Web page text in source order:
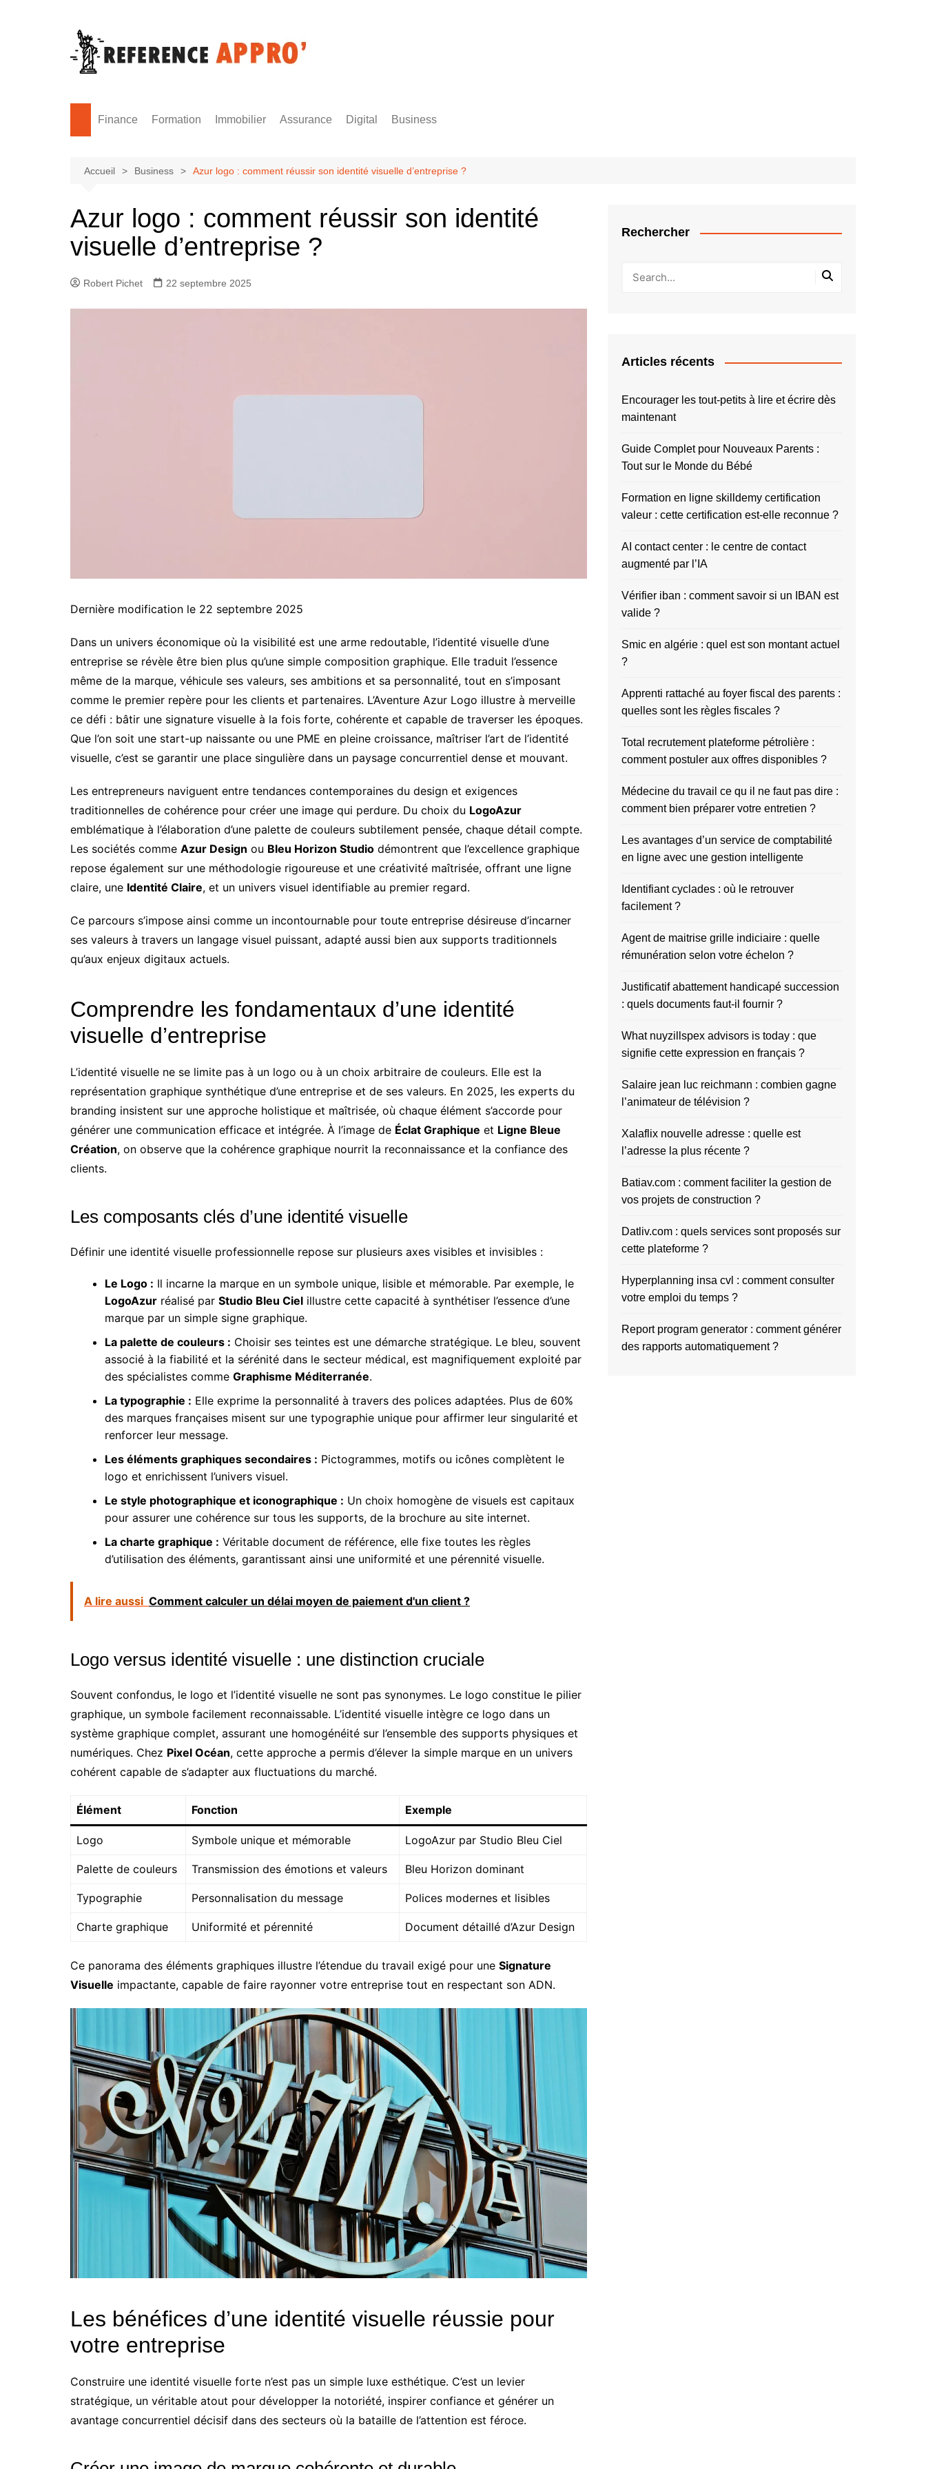
Finance Formation Immobilier Assurance Digital Business
Accueil Business Azur logo : comment réussir son identité visuelle d’entreprise ?
Azur logo : comment réussir son identité
visuelle d’entreprise ?
Robert Pichet 22 septembre 2025
Dernière modification le 22 septembre 2025
Dans un univers économique où la visibilité est une arme redoutable, l’identité visuelle d’une
entreprise se révèle être bien plus qu’une simple composition graphique. Elle traduit l’essence
même de la marque, véhicule ses valeurs, ses ambitions et sa personnalité, tout en s’imposant
comme le premier repère pour les clients et partenaires. L’Aventure Azur Logo illustre à merveille
ce défi : bâtir une signature visuelle à la fois forte, cohérente et capable de traverser les époques.
Que l’on soit une start-up naissante ou une PME en pleine croissance, maîtriser l’art de l’identité
visuelle, c’est se garantir une place singulière dans un paysage concurrentiel dense et mouvant.
Les entrepreneurs naviguent entre tendances contemporaines du design et exigences
traditionnelles de cohérence pour créer une image qui perdure. Du choix du LogoAzur
emblématique à l’élaboration d’une palette de couleurs subtilement pensée, chaque détail compte.
Les sociétés comme Azur Design ou Bleu Horizon Studio démontrent que l’excellence graphique
repose également sur une méthodologie rigoureuse et une créativité maîtrisée, offrant une ligne
claire, une Identité Claire, et un univers visuel identifiable au premier regard.
Ce parcours s’impose ainsi comme un incontournable pour toute entreprise désireuse d’incarner
ses valeurs à travers un langage visuel puissant, adapté aussi bien aux supports traditionnels
qu’aux enjeux digitaux actuels.
Comprendre les fondamentaux d’une identité
visuelle d’entreprise
L’identité visuelle ne se limite pas à un logo ou à un choix arbitraire de couleurs. Elle est la
représentation graphique synthétique d’une entreprise et de ses valeurs. En 2025, les experts du
branding insistent sur une approche holistique et maîtrisée, où chaque élément s’accorde pour
générer une communication efficace et intégrée. À l’image de Éclat Graphique et Ligne Bleue
Création, on observe que la cohérence graphique nourrit la reconnaissance et la confiance des
clients.
Les composants clés d’une identité visuelle
Définir une identité visuelle professionnelle repose sur plusieurs axes visibles et invisibles :
Le Logo : Il incarne la marque en un symbole unique, lisible et mémorable. Par exemple, le
LogoAzur réalisé par Studio Bleu Ciel illustre cette capacité à synthétiser l’essence d’une
marque par un simple signe graphique.
La palette de couleurs : Choisir ses teintes est une démarche stratégique. Le bleu, souvent
associé à la fiabilité et la sérénité dans le secteur médical, est magnifiquement exploité par
des spécialistes comme Graphisme Méditerranée.
La typographie : Elle exprime la personnalité à travers des polices adaptées. Plus de 60%
des marques françaises misent sur une typographie unique pour affirmer leur singularité et
renforcer leur message.
Les éléments graphiques secondaires : Pictogrammes, motifs ou icônes complètent le
logo et enrichissent l’univers visuel.
Le style photographique et iconographique : Un choix homogène de visuels est capitaux
pour assurer une cohérence sur tous les supports, de la brochure au site internet.
La charte graphique : Véritable document de référence, elle fixe toutes les règles
d’utilisation des éléments, garantissant ainsi une uniformité et une pérennité visuelle.
A lire aussi Comment calculer un délai moyen de paiement d'un client ?
Logo versus identité visuelle : une distinction cruciale
Souvent confondus, le logo et l’identité visuelle ne sont pas synonymes. Le logo constitue le pilier
graphique, un symbole facilement reconnaissable. L’identité visuelle intègre ce logo dans un
système graphique complet, assurant une homogénéité sur l’ensemble des supports physiques et
numériques. Chez Pixel Océan, cette approche a permis d’élever la simple marque en un univers
cohérent capable de s’adapter aux fluctuations du marché.
Élément Fonction Exemple
Logo Symbole unique et mémorable LogoAzur par Studio Bleu Ciel
Palette de couleurs Transmission des émotions et valeurs Bleu Horizon dominant
Typographie Personnalisation du message Polices modernes et lisibles
Charte graphique Uniformité et pérennité Document détaillé d’Azur Design
Ce panorama des éléments graphiques illustre l’étendue du travail exigé pour une Signature
Visuelle impactante, capable de faire rayonner votre entreprise tout en respectant son ADN.
Les bénéfices d’une identité visuelle réussie pour
votre entreprise
Construire une identité visuelle forte n’est pas un simple luxe esthétique. C’est un levier
stratégique, un véritable atout pour développer la notoriété, inspirer confiance et générer un
avantage concurrentiel décisif dans des secteurs où la bataille de l’attention est féroce.
Rechercher
Articles récents
Encourager les tout-petits à lire et écrire dès
maintenant
Guide Complet pour Nouveaux Parents :
Tout sur le Monde du Bébé
Formation en ligne skilldemy certification
valeur : cette certification est-elle reconnue ?
AI contact center : le centre de contact
augmenté par l’IA
Vérifier iban : comment savoir si un IBAN est
valide ?
Smic en algérie : quel est son montant actuel
?
Apprenti rattaché au foyer fiscal des parents :
quelles sont les règles fiscales ?
Total recrutement plateforme pétrolière :
comment postuler aux offres disponibles ?
Médecine du travail ce qu il ne faut pas dire :
comment bien préparer votre entretien ?
Les avantages d’un service de comptabilité
en ligne avec une gestion intelligente
Identifiant cyclades : où le retrouver
facilement ?
Agent de maitrise grille indiciaire : quelle
rémunération selon votre échelon ?
Justificatif abattement handicapé succession
: quels documents faut-il fournir ?
What nuyzillspex advisors is today : que
signifie cette expression en français ?
Salaire jean luc reichmann : combien gagne
l’animateur de télévision ?
Xalaflix nouvelle adresse : quelle est
l’adresse la plus récente ?
Batiav.com : comment faciliter la gestion de
vos projets de construction ?
Datliv.com : quels services sont proposés sur
cette plateforme ?
Hyperplanning insa cvl : comment consulter
votre emploi du temps ?
Report program generator : comment générer
des rapports automatiquement ?